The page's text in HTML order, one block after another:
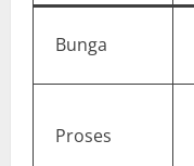
Bunga
Proses